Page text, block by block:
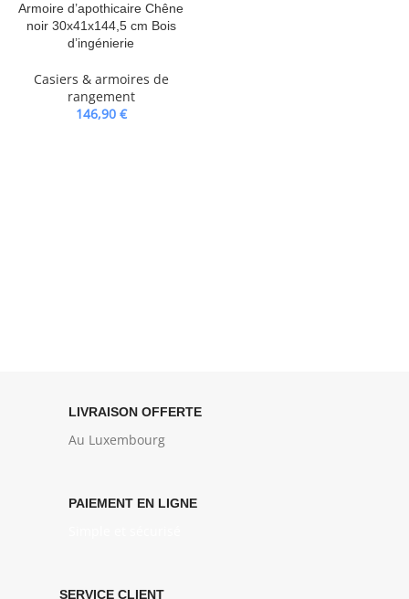
Armoire d’apothicaire Chêne
noir 30x41x144,5 cm Bois
d’ingénierie
Casiers & armoires de
rangement
146,90 €
LIVRAISON OFFERTE
Au Luxembourg
PAIEMENT EN LIGNE
SERVICE CLIENT